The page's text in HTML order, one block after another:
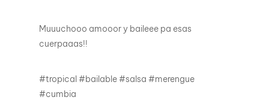
Muuuchooo amooor y baileee pa esas
cuerpaaas!!
#tropical #bailable #salsa #merengue
#cumbia